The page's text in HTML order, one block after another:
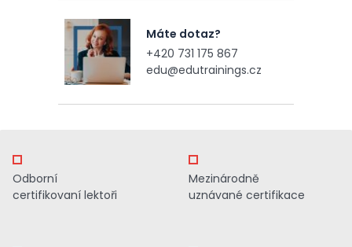
Máte dotaz?
+420 731 175 867
edu@edutrainings.cz
Odborní
certifikovaní lektoři
Mezinárodně
uznávané certifikace